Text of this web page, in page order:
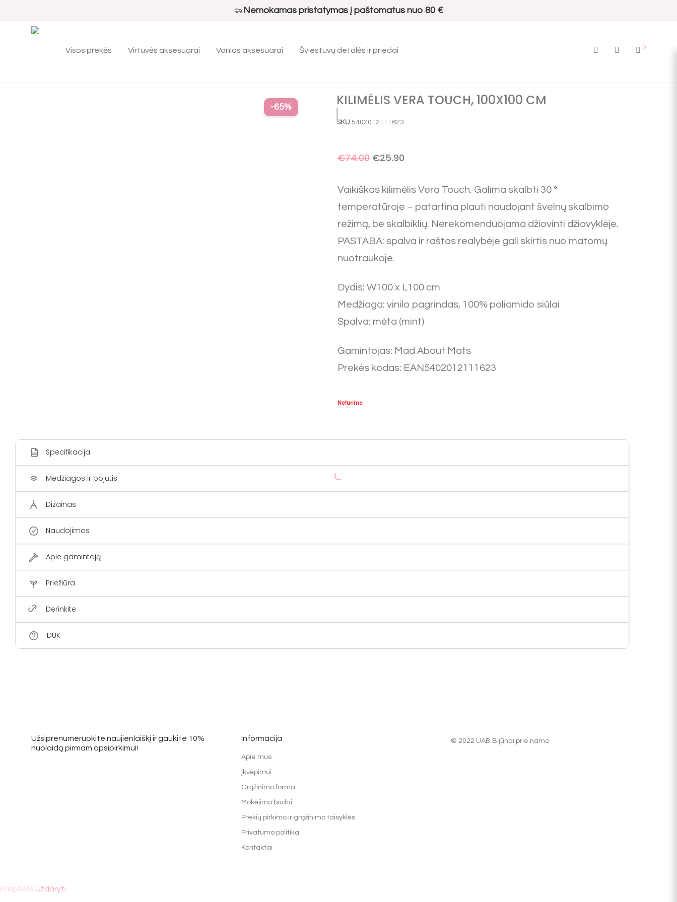
Nemokamas pristatymas į paštomatus nuo 80 €
Visos prekės Virtuvės aksesuarai Vonios aksesuarai Šviestuvų detalės ir priedai 0
-65% KILIMĖLIS VERA TOUCH, 100X100 CM
SKU 5402012111623
€74.00 €25.90
Vaikiškas kilimėlis Vera Touch. Galima skalbti 30 °
temperatūroje – patartina plauti naudojant švelnų skalbimo
režimą, be skalbiklių. Nerekomenduojama džiovinti džiovyklėje.
PASTABA: spalva ir raštas realybėje gali skirtis nuo matomų
nuotraukoje.
Dydis: W100 x L100 cm
Medžiaga: vinilo pagrindas, 100% poliamido siūlai
Spalva: mėta (mint)
Gamintojas: Mad About Mats
Prekės kodas: EAN5402012111623
Neturime
Specifikacija
Medžiagos ir pojūtis
Dizainas
Naudojimas
Apie gamintoją
Priežiūra
Derinkite
DUK
Užsiprenumeruokite naujienlaiškį ir gaukite 10%
nuolaidą pirmam apsipirkimui!
Informacija
Apie mus
Įkvėpimui
Grąžinimo forma
Mokėjimo būdai
Prekių pirkimo ir grąžinimo taisyklės
Privatumo politika
Kontaktai
© 2022 UAB Bijūnai prie namo
Krepšelis Uždaryti